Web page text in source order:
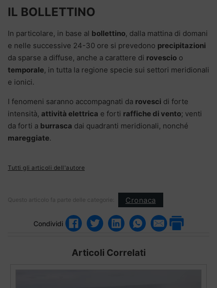
IL BOLLETTINO
In particolare, in base al bollettino, dalla mattina di domani
e nelle successive 24-30 ore si prevedono precipitazioni
da sparse a diffuse, anche a carattere di rovescio o
temporale, in tutta la regione specie sui settori meridionali
e ionici.
I fenomeni saranno accompagnati da rovesci di forte
intensità, attività elettrica e forti raffiche di vento; venti
da forti a burrasca dai quadranti meridionali, nonché
mareggiate.
Tutti gli articoli dell'autore
Questo articolo fa parte delle categorie: Cronaca
Condividi
Articoli Correlati